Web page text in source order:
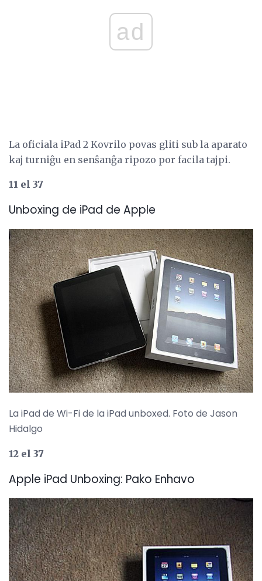
ad
La oficiala iPad 2 Kovrilo povas gliti sub la aparato
kaj turniĝu en senŝanĝa ripozo por facila tajpi.
11 el 37
Unboxing de iPad de Apple
La iPad de Wi-Fi de la iPad unboxed. Foto de Jason
Hidalgo
12 el 37
Apple iPad Unboxing: Pako Enhavo